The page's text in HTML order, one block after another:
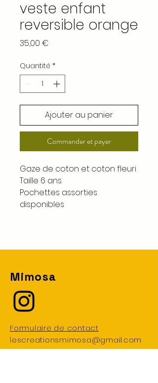
veste enfant
reversible orange
35,00 €
Quantité *
Ajouter au panier
Commander et payer
Gaze de coton et coton fleuri
Taille 6 ans
Pochettes assorties
disponibles
Mimosa
Formulaire de contact
lescreationsmimosa@gmail.com
Livraison et retours - CGV